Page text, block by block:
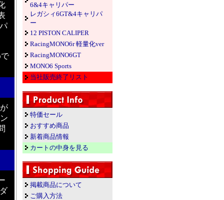
6&4キャリパー
レガシィ6GT&4キャリパ
ー
12 PISTON CALIPER
RacingMONO6r 軽量化ver
RacingMONO6GT
MONO6 Sports
当社販売終了リスト
特価セール
おすすめ商品
新着商品情報
カートの中身を見る
掲載商品について
ご購入方法